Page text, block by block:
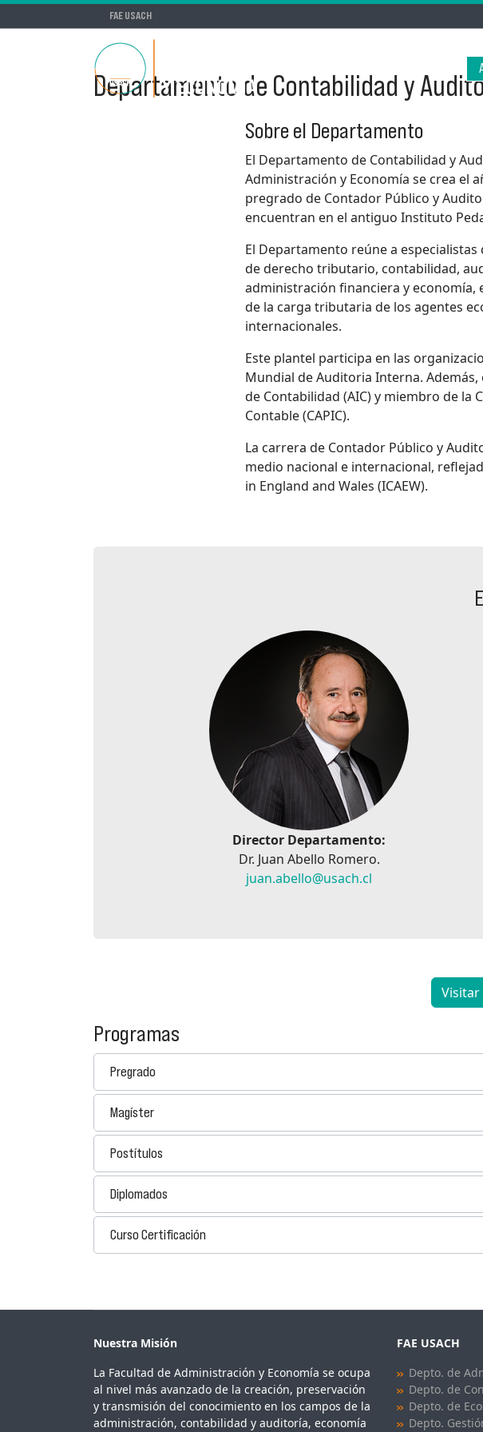
FAE USACH
Departamento de Contabilidad y
Sobre el Departamento
El Departamento de Contabilidad y
Administración y Economía se crea el
pregrado de Contador Público y
encuentran en el antiguo Instituto
El Departamento reúne a
de derecho tributario, contabilidad,
administración financiera y economía,
de la carga tributaria de los agentes
internacionales.
Este plantel participa en las
Mundial de Auditoria Interna.
de Contabilidad (AIC) y miembro de la
Contable (CAPIC).
La carrera de Contador Público y
medio nacional e internacional,
in England and Wales (ICAEW).
Director Departamento:
Dr. Juan Abello Romero.
juan.abello@usach.cl
Visitar
Programas
Pregrado
Magíster
Postítulos
Diplomados
Curso Certificación
Nuestra Misión
La Facultad de Administración y Economía se ocupa
al nivel más avanzado de la creación, preservación
y transmisión del conocimiento en los campos de la
administración, contabilidad y auditoría, economía
FAE USACH
Depto. de
Depto. de
Depto. de
Depto.